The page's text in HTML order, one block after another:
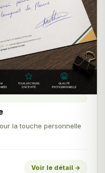
la touche personnelle
Voir le détail →